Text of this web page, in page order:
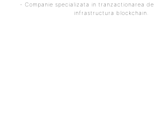
- Companie specializata in tranzactionarea de
infrastructura blockchain.